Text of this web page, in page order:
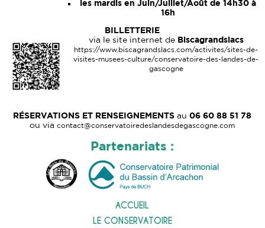
les mardis en Juin/Juillet/Août de 14h30 à
16h
BILLETTERIE
via le site internet de Biscagrandslacs
https://www.biscagrandslacs.com/activites/sites-de-
visites-musees-culture/conservatoire-des-landes-de-
gascogne
RÉSERVATIONS ET RENSEIGNEMENTS au06 60 88 51 78
ou viacontact@conservatoiredeslandesdegascogne.com
Partenariats :
ACCUEIL
LE CONSERVATOIRE